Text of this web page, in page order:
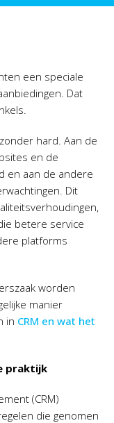
een speciale
Dat
hard. Aan de
en de
en aan de andere
Dit
betere service
platforms
worden
manier
in CRM en wat het
praktijk
(CRM)
die genomen